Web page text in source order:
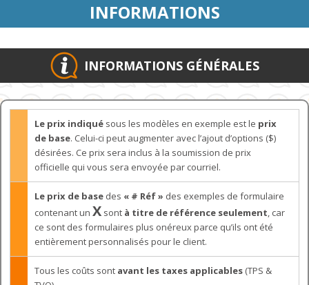
INFORMATIONS
INFORMATIONS GÉNÉRALES
Le prix indiqué sous les modèles en exemple est le prix
de base. Celui-ci peut augmenter avec l’ajout d’options ($)
désirées. Ce prix sera inclus à la soumission de prix
officielle qui vous sera envoyée par courriel.
Le prix de base des « # Réf » des exemples de formulaire
contenant un X sont à titre de référence seulement, car
ce sont des formulaires plus onéreux parce qu’ils ont été
entièrement personnalisés pour le client.
Tous les coûts sont avant les taxes applicables (TPS &